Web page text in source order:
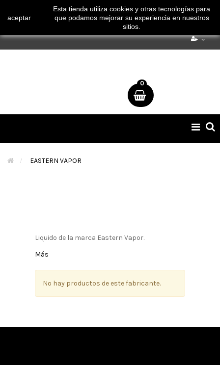
¡ Consigue tu envío gratuito por compras superiores a 50€
!
0
de
> EASTERN VAPOR
Liquido de la marca Eastern Vapor.
Más
No hay productos de este fabricante.
aceptar
Esta tienda utiliza cookies y otras tecnologías para
que podamos mejorar su experiencia en nuestros
sitios.